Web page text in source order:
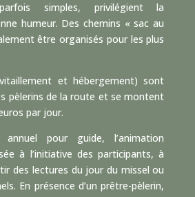
simples, privilégient la
humeur. Des chemins « sac au
être organisés pour les plus
et hébergement) sont
pèlerins de la route et se montent
par jour.
pour guide, l’animation
à l’initiative des participants, à
des lectures du jour du missel ou
En présence d’un prêtre-pèlerin,